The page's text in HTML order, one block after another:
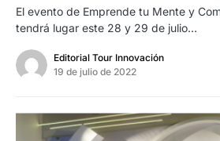
El evento de Emprende tu Mente y
tendrá lugar este 28 y 29 de julio…
Editorial Tour Innovación
19 de julio de 2022